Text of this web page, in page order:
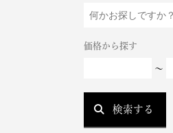
価格から探す
～
検索する